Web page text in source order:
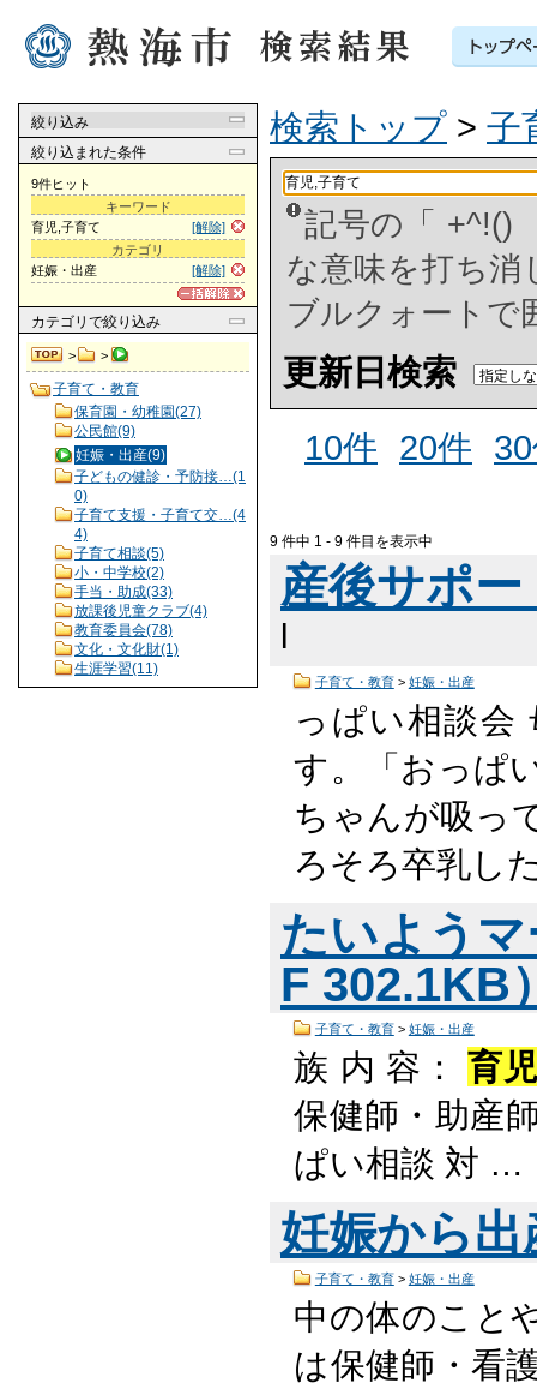
絞り込み
絞り込まれた条件
9件ヒット
キーワード
[解除]
育児,子育て
カテゴリ
[解除]
妊娠・出産
カテゴリ で絞り込み
> >
子育て・教育
保育園・幼稚園(27)
公民館(9)
妊娠・出産(9)
子どもの健診・予防接…(1
0)
子育て支援・子育て交…(4
4)
子育て相談(5)
小・中学校(2)
手当・助成(33)
放課後児童クラブ(4)
教育委員会(78)
文化・文化財(1)
生涯学習(11)
検索トップ > 子
記号の「 +^!()
な意味を打ち
ブルクォートで
更新日検索
10件
20件
9 件中 1 - 9 件目を表示中
産後サポ
l
子育て・教育> 妊娠・出産
っぱい相談会
す。「おっぱ
ちゃんが吸っ
ろそろ卒乳し
たいよう
F 302.1KB
子育て・教育> 妊娠・出産
族 内 容： 育
保健師・助産
ぱい相談 対 …
妊娠から
子育て・教育> 妊娠・出産
中の体のこと
は保健師・看